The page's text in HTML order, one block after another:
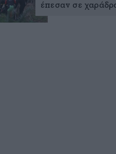
έπεσαν σε